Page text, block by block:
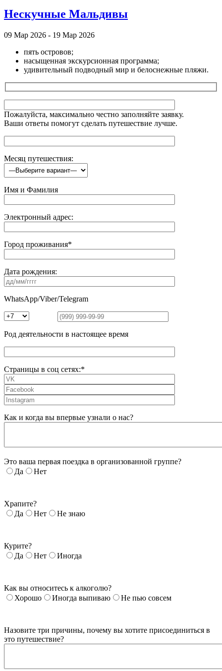
Нескучные Мальдивы
09 Мар 2026 - 19 Мар 2026
пять островов;
насыщенная экскурсионная программа;
удивительный подводный мир и белоснежные пляжи.
Пожалуйста, максимально честно заполняйте заявку.
Ваши ответы помогут сделать путешествие лучше.
Месяц путешествия:
Имя и Фамилия
Электронный адрес:
Город проживания*
Дата рождения:
WhatsApp/Viber/Telegram
Род деятельности в настоящее время
Страницы в соц сетях:*
Как и когда вы впервые узнали о нас?
Это ваша первая поездка в организованной группе?
Да
Нет
Храпите?
Да
Нет Не знаю
Курите?
Да
Нет Иногда
Как вы относитесь к алкоголю?
Хорошо
Иногда выпиваю Не пью совсем
Назовите три причины, почему вы хотите присоединиться в
это путешествие?